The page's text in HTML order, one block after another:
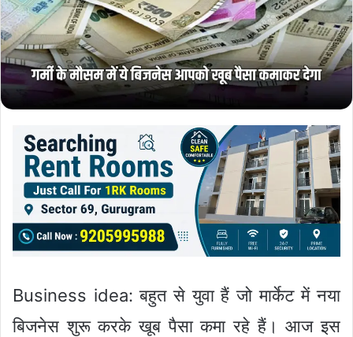
Business idea: बहुत से युवा हैं जो मार्केट में नया
बिजनेस शुरू करके खूब पैसा कमा रहे हैं। आज इस